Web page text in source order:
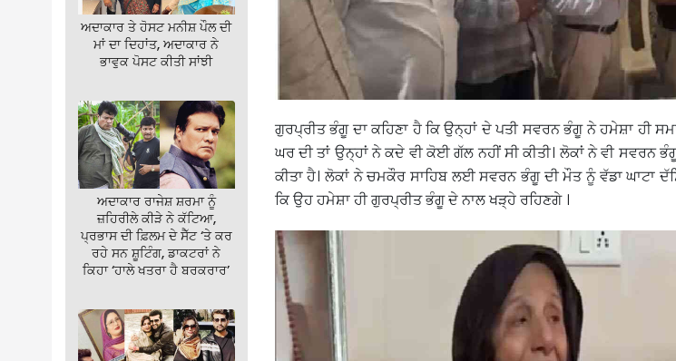
ਅਦਾਕਾਰ ਤੇ ਹੋਸਟ ਮਨੀਸ਼ ਪੌਲ ਦੀ
ਮਾਂ ਦਾ ਦਿਹਾਂਤ, ਅਦਾਕਾਰ ਨੇ
ਭਾਵੁਕ ਪੋਸਟ ਕੀਤੀ ਸਾਂਝੀ
ਅਦਾਕਾਰ ਰਾਜੇਸ਼ ਸ਼ਰਮਾ ਨੂੰ
ਜ਼ਹਿਰੀਲੇ ਕੀੜੇ ਨੇ ਕੱਟਿਆ,
ਪ੍ਰਭਾਸ ਦੀ ਫ਼ਿਲਮ ਦੇ ਸੈੱਟ ‘ਤੇ ਕਰ
ਰਹੇ ਸਨ ਸ਼ੂਟਿੰਗ, ਡਾਕਟਰਾਂ ਨੇ
ਕਿਹਾ ‘ਹਾਲੇ ਖਤਰਾ ਹੈ ਬਰਕਰਾਰ’
ਗੁਰਪ੍ਰੀਤ ਭੰਗੂ ਦਾ ਕਹਿਣਾ ਹੈ ਕਿ ਉਨ੍ਹਾਂ ਦੇ ਪਤੀ ਸਵਰਨ ਭੰਗੂ ਨੇ ਹਮੇਸ਼ਾ ਹੀ
ਘਰ ਦੀ ਤਾਂ ਉਨ੍ਹਾਂ ਨੇ ਕਦੇ ਵੀ ਕੋਈ ਗੱਲ ਨਹੀਂ ਸੀ ਕੀਤੀ। ਲੋਕਾਂ ਨੇ ਵੀ ਸਵਰਨ
ਕੀਤਾ ਹੈ। ਲੋਕਾਂ ਨੇ ਚਮਕੌਰ ਸਾਹਿਬ ਲਈ ਸਵਰਨ ਭੰਗੂ ਦੀ ਮੌਤ ਨੂੰ ਵੱਡਾ ਘਾਟਾ
ਕਿ ਉਹ ਹਮੇਸ਼ਾ ਹੀ ਗੁਰਪ੍ਰੀਤ ਭੰਗੂ ਦੇ ਨਾਲ ਖੜ੍ਹੇ ਰਹਿਣਗੇ ।